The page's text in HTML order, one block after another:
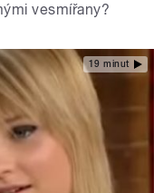
vesmířany?
19 minut